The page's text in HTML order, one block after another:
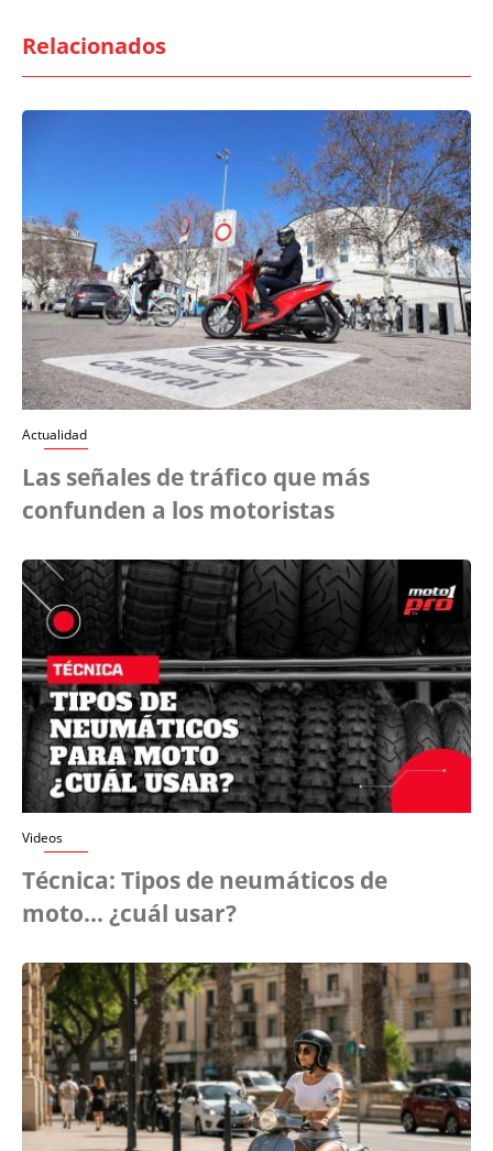
Relacionados
Actualidad
Las señales de tráfico que más
confunden a los motoristas
Videos
Técnica: Tipos de neumáticos de
moto... ¿cuál usar?